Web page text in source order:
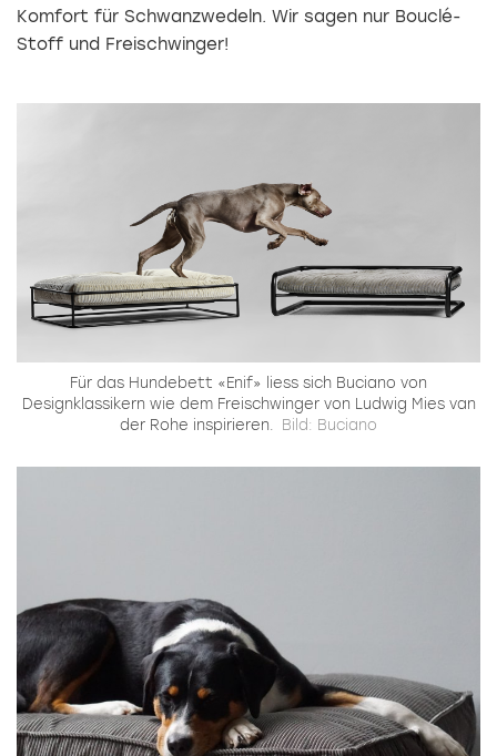
Komfort für Schwanzwedeln. Wir sagen nur Bouclé-
Stoff und Freischwinger!
Für das Hundebett «Enif» liess sich Buciano von
Designklassikern wie dem Freischwinger von Ludwig Mies van
der Rohe inspirieren.
Bild: Buciano